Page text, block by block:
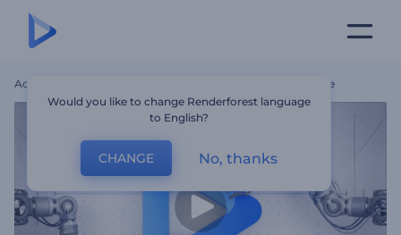
Accueil Dévoilement Du Logo Du Bras Robotique
Would you like to change Renderforest language
to English?
CHANGE No, thanks